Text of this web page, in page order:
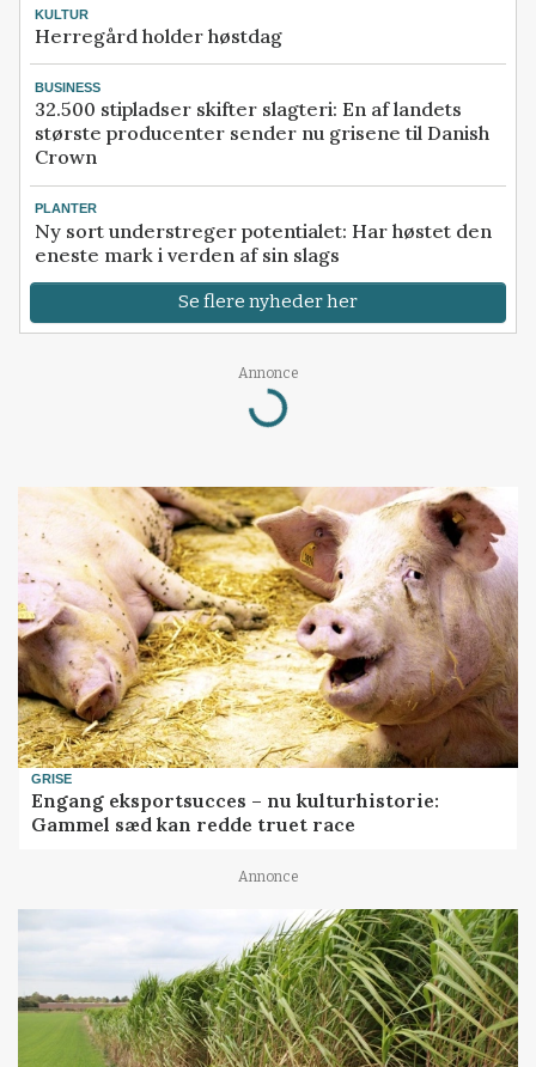
KULTUR
Herregård holder høstdag
BUSINESS
32.500 stipladser skifter slagteri: En af landets
største producenter sender nu grisene til Danish
Crown
PLANTER
Ny sort understreger potentialet: Har høstet den
eneste mark i verden af sin slags
Se flere nyheder her
Annonce
Loading...
GRISE
Engang eksportsucces – nu kulturhistorie:
Gammel sæd kan redde truet race
Annonce